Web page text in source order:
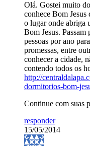
Olá. Gostei muito
conhece Bom Jesus
o lugar onde abriga
Bom Jesus.
pessoas por ano
promessas, entre
conhecer a cidade,
contendo todos os
http://
dormitorios-bom-
Continue com suas
responder
15/05/2014